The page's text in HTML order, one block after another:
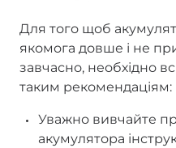
Для того щоб
якомога довше і не
завчасно, необхідно
таким рекомендаціям:
Уважно вивчайте
акумулятора